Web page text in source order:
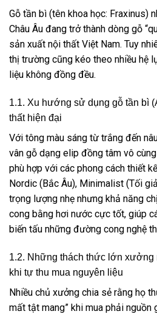
Gỗ tần bì (tên khoa học: Fraxinus)
Châu Âu đang trở thành dòng gỗ
sản xuất nội thất Việt Nam. Tuy
thị trường cũng kéo theo nhiều hệ
liệu không đồng đều.
1.1. Xu hướng sử dụng gỗ tần bì
thất hiện đại
Với tông màu sáng từ trắng đến
vân gỗ dạng elip đồng tâm vô
phù hợp với các phong cách thiết
Nordic (Bắc Âu), Minimalist (Tối
trọng lượng nhẹ nhưng khả năng
cong bằng hơi nước cực tốt, giúp
biến tấu những đường cong nghệ
1.2. Những thách thức lớn xưởng
khi tự thu mua nguyên liệu
Nhiều chủ xưởng chia sẻ rằng họ
mất tật mang” khi mua phải